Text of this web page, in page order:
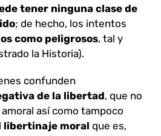
tener ninguna clase de
; de hecho, los intentos
como peligrosos, tal y
la Historia).
confunden
de la libertad, que no
así como tampoco
libertinaje moral que es,